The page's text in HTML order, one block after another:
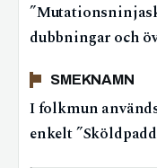
dubbningar och
SMEKNAMN
I folkmun
enkelt